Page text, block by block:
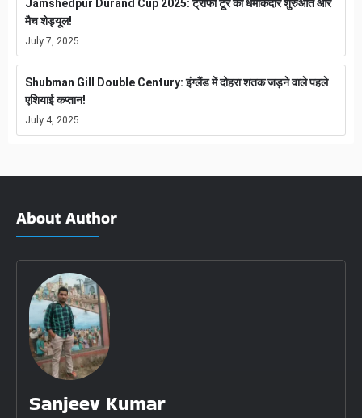
Jamshedpur Durand Cup 2025: ट्रॉफी टूर की धमाकेदार शुरुआत और
मैच शेड्यूल!
July 7, 2025
Shubman Gill Double Century: इंग्लैंड में दोहरा शतक जड़ने वाले पहले
एशियाई कप्तान!
July 4, 2025
About Author
Sanjeev Kumar